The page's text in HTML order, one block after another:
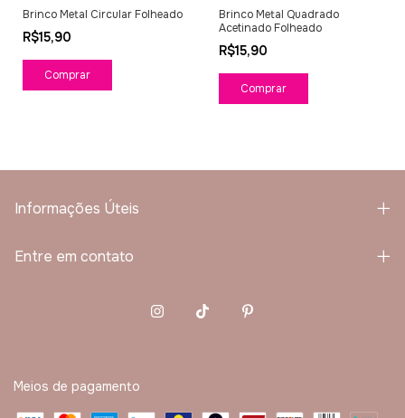
Brinco Metal Circular Folheado
R$15,90
Comprar
Brinco Metal Quadrado
Acetinado Folheado
R$15,90
Comprar
Informações Úteis
Entre em contato
Meios de pagamento